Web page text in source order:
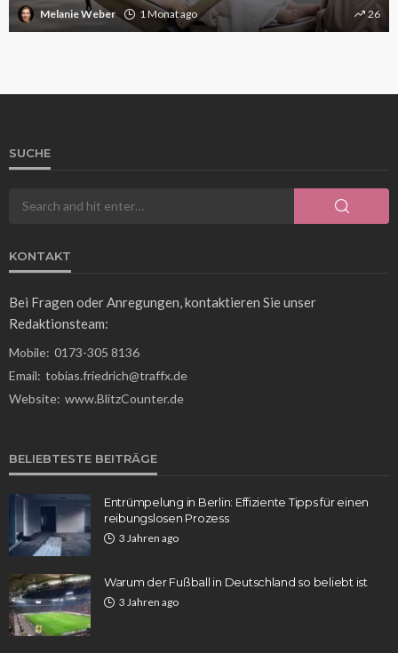
Melanie Weber 1 Monat ago 26
SUCHE
KONTAKT
Bei Fragen oder Anregungen, kontaktieren Sie unser
Redaktionsteam:
Mobile: 0173-305 8136
Email: tobias.friedrich@traffx.de
Website: www.BlitzCounter.de
BELIEBTESTE BEITRÄGE
Entrümpelung in Berlin: Effiziente Tipps für einen
reibungslosen Prozess
3 Jahren ago
Warum der Fußball in Deutschland so beliebt ist
3 Jahren ago